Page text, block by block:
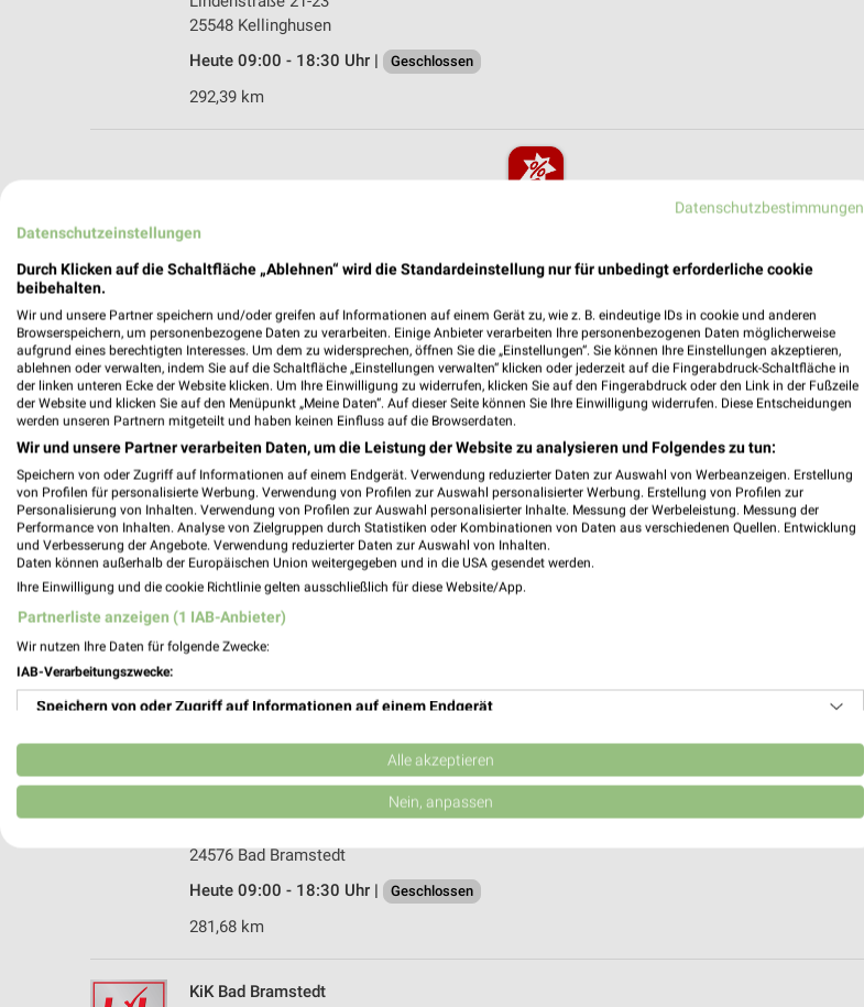
25548 Kellinghusen
Heute 09:00 - 18:30 Uhr |
Geschlossen
292,39 km
Finden Sie noch mehr Mode & Bekleidung Filialen & Öffnungszeiten in unserer App.
✔Standortgenaue Angebote
✔Folge deinem Lieblingshändler
✔Push-Benachrichtigungen bei neuen Prospekten
✔Einkaufsliste - Einkauf stressfrei planen
Nutze weekli auch mobil – App jetzt laden oder QR-Code scannen.
Ernsting's family Bad Bramstedt
24576 Bad Bramstedt
Heute 09:00 - 18:30 Uhr |
Geschlossen
281,68 km
KiK Bad Bramstedt
Datenschutzbestimmungen
Datenschutzeinstellungen
Durch Klicken auf die Schaltfläche „Ablehnen“ wird die Standardeinstellung nur für unbedingt erforderliche cookie
beibehalten.
Wir und unsere Partner speichern und/oder greifen auf Informationen auf einem Gerät zu, wie z. B. eindeutige IDs in cookie und anderen
Browserspeichern, um personenbezogene Daten zu verarbeiten. Einige Anbieter verarbeiten Ihre personenbezogenen Daten möglicherweise
aufgrund eines berechtigten Interesses. Um dem zu widersprechen, öffnen Sie die „Einstellungen“. Sie können Ihre Einstellungen akzeptieren,
ablehnen oder verwalten, indem Sie auf die Schaltfläche „Einstellungen verwalten“ klicken oder jederzeit auf die Fingerabdruck-Schaltfläche in
der linken unteren Ecke der Website klicken. Um Ihre Einwilligung zu widerrufen, klicken Sie auf den Fingerabdruck oder den Link in der Fußzeile
der Website und klicken Sie auf den Menüpunkt „Meine Daten“. Auf dieser Seite können Sie Ihre Einwilligung widerrufen. Diese Entscheidungen
werden unseren Partnern mitgeteilt und haben keinen Einfluss auf die Browserdaten.
Wir und unsere Partner verarbeiten Daten, um die Leistung der Website zu analysieren und Folgendes zu tun:
Speichern von oder Zugriff auf Informationen auf einem Endgerät. Verwendung reduzierter Daten zur Auswahl von Werbeanzeigen. Erstellung
von Profilen für personalisierte Werbung. Verwendung von Profilen zur Auswahl personalisierter Werbung. Erstellung von Profilen zur
Personalisierung von Inhalten. Verwendung von Profilen zur Auswahl personalisierter Inhalte. Messung der Werbeleistung. Messung der
Performance von Inhalten. Analyse von Zielgruppen durch Statistiken oder Kombinationen von Daten aus verschiedenen Quellen. Entwicklung
und Verbesserung der Angebote. Verwendung reduzierter Daten zur Auswahl von Inhalten.
Daten können außerhalb der Europäischen Union weitergegeben und in die USA gesendet werden.
Ihre Einwilligung und die cookie Richtlinie gelten ausschließlich für diese Website/App.
Partnerliste anzeigen (1 IAB-Anbieter)
Wir nutzen Ihre Daten für folgende Zwecke:
IAB-Verarbeitungszwecke:
Speichern von oder Zugriff auf Informationen auf einem Endgerät
Verwendung reduzierter Daten zur Auswahl von Werbeanzeigen
Erstellung von Profilen für personalisierte Werbung
Erstellung von Profilen zur Personalisierung von Inhalten
Verwendung von Profilen zur Auswahl personalisierter Inhalte
Messung der Werbeleistung
Alle akzeptieren
Nein, anpassen